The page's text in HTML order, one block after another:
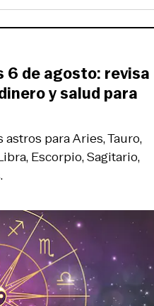
para Aries, Tauro,
Escorpio, Sagitario,
6 de agosto: revisa
y salud para